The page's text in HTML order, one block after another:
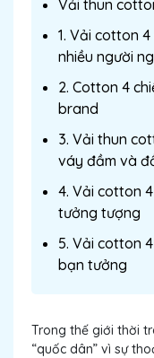
Vải thun
1. Vải cotton
nhiều người
2. Cotton 4
brand
3. Vải thun
váy đầm và
4. Vải cotton
tưởng tượng
5. Vải cotton
bạn tưởng
Trong thế giới thời
“quốc dân” vì sự